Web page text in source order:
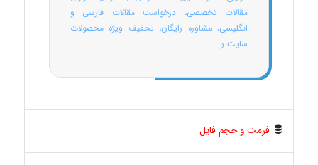
مقالات تخصصی، درخواست مقالات فارسی و
انگلیسی، مشاوره رایگان، تخفیف ویژه محصولات
سایت و ...
فرمت و حجم فایل